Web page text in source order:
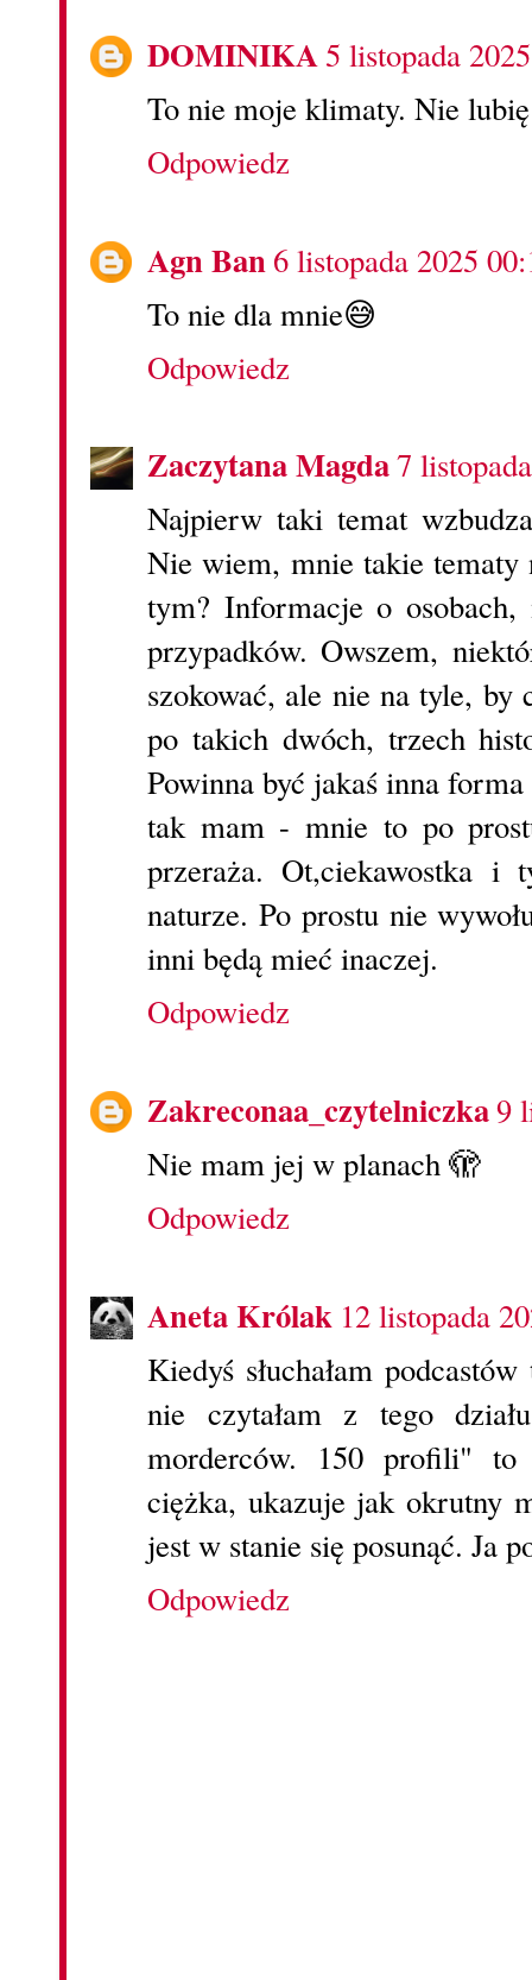
DOMINIKA5 listopada
To nie moje klimaty. Nie
Odpowiedz
Agn Ban6 listopada 2025
To nie dla mnie😅
Odpowiedz
Zaczytana Magda7
Najpierw taki temat
Nie wiem, mnie takie
tym? Informacje o
przypadków. Owszem,
szokować, ale nie na tyle, by
po takich dwóch, trzech
Powinna być jakaś inna
tak mam - mnie to po
przeraża. Ot,ciekawostka i
naturze. Po prostu nie
inni będą mieć inaczej.
Odpowiedz
Zakreconaa_czytelniczka9
Nie mam jej w planach 🫣
Odpowiedz
Aneta Królak 12 listopada
Kiedyś słuchałam
nie czytałam z tego
morderców. 150 profili"
ciężka, ukazuje jak okrutny
jest w stanie się posunąć. Ja
Odpowiedz